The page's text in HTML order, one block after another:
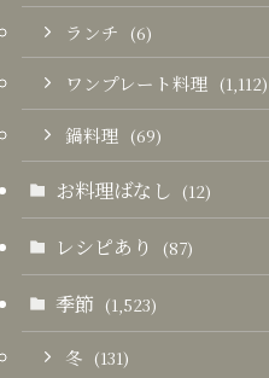
ランチ (6)
ワンプレート料理 (1,112)
鍋料理 (69)
お料理ばなし (12)
レシピあり (87)
季節 (1,523)
冬 (131)